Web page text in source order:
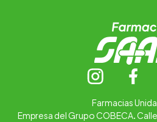
Farmacias
Empresa del Grupo COBECA.